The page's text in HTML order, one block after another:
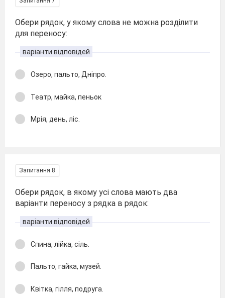
Обери рядок, у якому слова не можна розділити
для переносу:
варіанти відповідей
Озеро, пальто, Дніпро.
Театр, майка, пеньок
Мрія, день, ліс.
Запитання 8
Обери рядок, в якому усі слова мають два
варіанти переносу з рядка в рядок:
варіанти відповідей
Спина, лійка, сіль.
Пальто, гайка, музей.
Квітка, гілля, подруга.